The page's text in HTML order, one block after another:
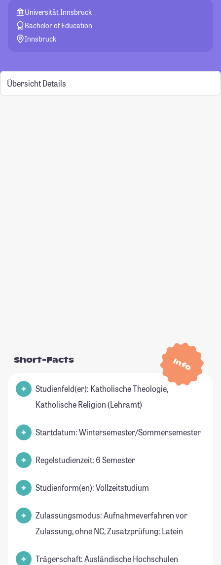
Universität Innsbruck
Bachelor of Education
Innsbruck
Übersicht Details
Info
Short-Facts
Studienfeld(er): Katholische Theologie,
Katholische Religion (Lehramt)
Startdatum: Wintersemester/Sommersemester
Regelstudienzeit: 6 Semester
Studienform(en): Vollzeitstudium
Zulassungsmodus: Aufnahmeverfahren vor
Zulassung, ohne NC, Zusatzprüfung: Latein
Trägerschaft: Ausländische Hochschulen